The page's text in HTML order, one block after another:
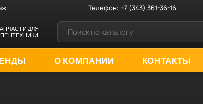
Телефон:+7 (343) 361-36-16
ДЛЯ
О КОМПАНИИ КОНТАКТЫ